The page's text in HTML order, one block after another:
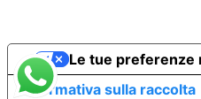
Informativa sulla raccolta
Le tue preferenze